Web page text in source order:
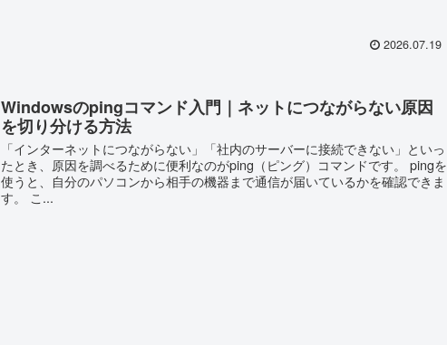
2026.07.19
Windowsのpingコマンド入門｜ネットにつながらない原因
を切り分ける方法
「インターネットにつながらない」「社内のサーバーに接続できない」といっ
たとき、原因を調べるために便利なのがping（ピング）コマンドです。 pingを
使うと、自分のパソコンから相手の機器まで通信が届いているかを確認できま
す。 こ...